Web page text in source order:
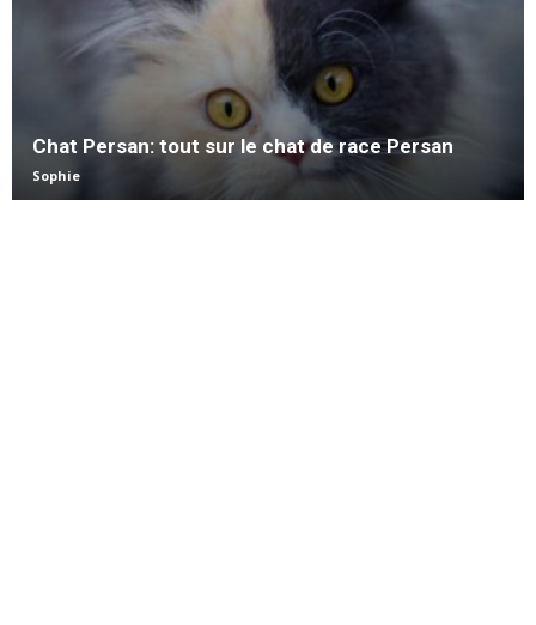
Chat Persan: tout sur le chat de race Persan
Sophie